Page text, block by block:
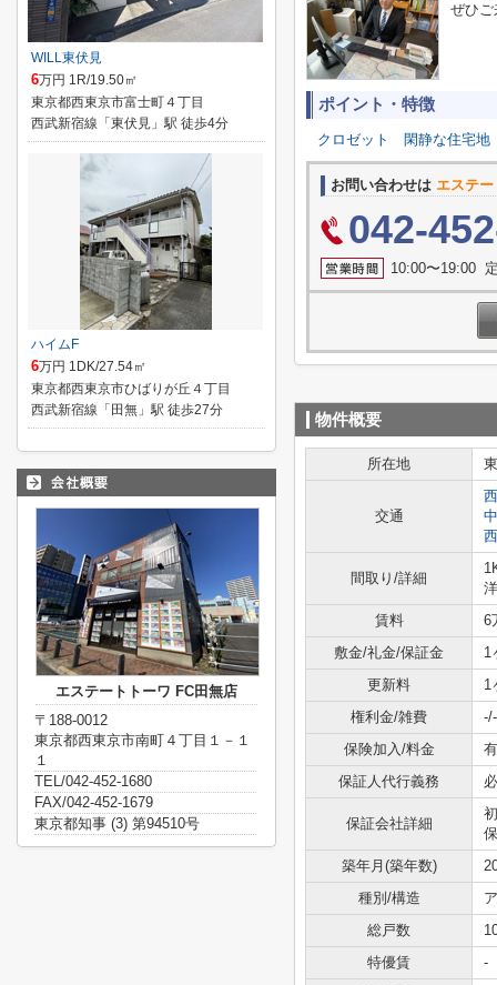
ぜひご
ポイント・特徴
クロゼット 閑静な住宅地
お問い合わせは エステ
042-
10:00〜19:00
物件概要
所在地
交通
間取り/詳細
賃料
6
敷金/礼金/保証金
1
更新料
1
権利金/雑費
-/-
保険加入/料金
保証人代行義務
保証会社詳細
築年月(築年数)
種別/構造
総戸数
特優賃
-
WILL東伏見
6万円 1R/19.50㎡
東京都西東京市富士町４丁目
西武新宿線「東伏見」駅 徒歩4分
ハイムF
6万円 1DK/27.54㎡
東京都西東京市ひばりが丘４丁目
西武新宿線「田無」駅 徒歩27分
エステートトーワ FC田無店
〒188-0012
東京都西東京市南町４丁目１－１
１
TEL/042-452-1680
FAX/042-452-1679
東京都知事 (3) 第94510号